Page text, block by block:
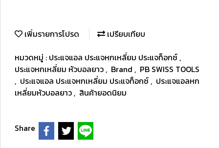
เพิ่มรายการโปรด
เปรียบเทียบ
หมวดหมู่ : ประแจแอล ประแจหกเหลี่ยม ประแจท็อกซ์ ,
ประแจหกเหลี่ยม หัวบอลยาว , Brand , PB SWISS TOOLS
, ประแจแอล ประแจหกเหลี่ยม ประแจท็อกซ์ , ประแจแอลหก
เหลี่ยมหัวบอลยาว , สินค้ายอดนิยม
Share